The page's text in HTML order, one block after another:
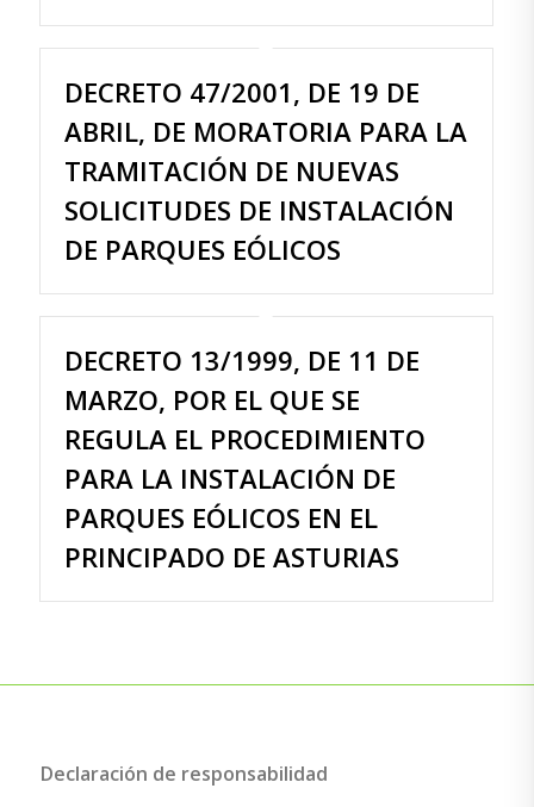
DECRETO 47/2001, DE 19 DE
ABRIL, DE MORATORIA PARA LA
TRAMITACIÓN DE NUEVAS
SOLICITUDES DE INSTALACIÓN
DE PARQUES EÓLICOS
DECRETO 13/1999, DE 11 DE
MARZO, POR EL QUE SE
REGULA EL PROCEDIMIENTO
PARA LA INSTALACIÓN DE
PARQUES EÓLICOS EN EL
PRINCIPADO DE ASTURIAS
Declaración de responsabilidad